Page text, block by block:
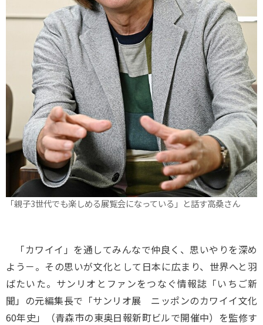
「親子3世代でも楽しめる展覧会になっている」と話す高桑さん
「カワイイ」を通してみんなで仲良く、思いやりを深め
よう－。その思いが文化として日本に広まり、世界へと羽
ばたいた。サンリオとファンをつなぐ情報誌「いちご新
聞」の元編集長で「サンリオ展 ニッポンのカワイイ文化
60年史」（青森市の東奥日報新町ビルで開催中）を監修す